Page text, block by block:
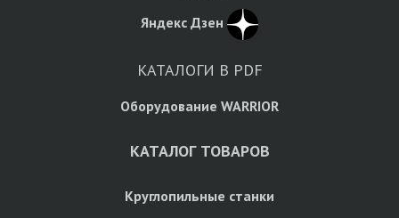
Яндекс Дзен
КАТАЛОГИ В PDF
Оборудование WARRIOR
КАТАЛОГ ТОВАРОВ
Круглопильные станки